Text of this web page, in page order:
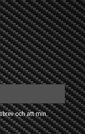
och att min